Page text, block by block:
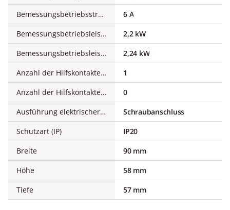
Bemessungsbetriebsstrom Ie bei AC-3, 400 V
6 A
Bemessungsbetriebsleistung bei AC-3, 400 V
2,2 kW
Bemessungsbetriebsleistung NEMA
2,24 kW
Anzahl der Hilfskontakte als Öffner
1
Anzahl der Hilfskontakte als Schließer
0
Ausführung elektrischer Anschluss für Hilfs- und Steuerstromkreis
Schraubanschluss
Schutzart (IP)
IP20
Breite
90 mm
Höhe
58 mm
Tiefe
57 mm